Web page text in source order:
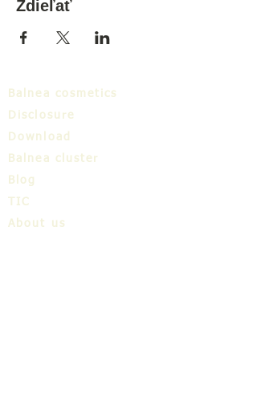
Zdieľať
Balnea cosmetics
Disclosure
Download
Balnea cluster
Blog
TIC
About us